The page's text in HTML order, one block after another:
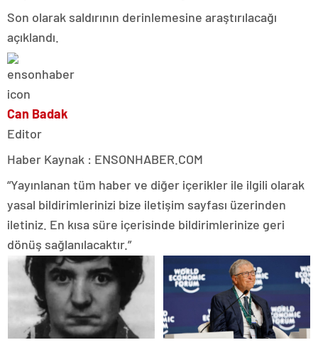
Son olarak saldırının derinlemesine araştırılacağı
açıklandı.
Can Badak
Editor
Haber Kaynak : ENSONHABER.COM
“Yayınlanan tüm haber ve diğer içerikler ile ilgili olarak
yasal bildirimlerinizi bize iletişim sayfası üzerinden
iletiniz. En kısa süre içerisinde bildirimlerinize geri
dönüş sağlanılacaktır.”